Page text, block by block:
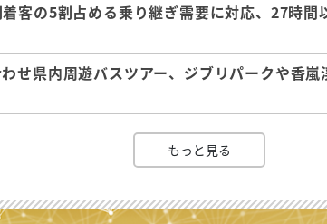
客の5割占める乗り継ぎ需要に対応、27時間
せ県内周遊バスツアー、ジブリパークや香
もっと見る